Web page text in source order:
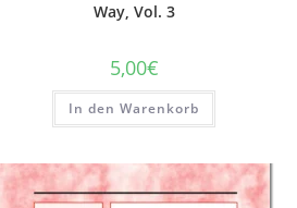
Way, Vol. 3
5,00€
In den Warenkorb